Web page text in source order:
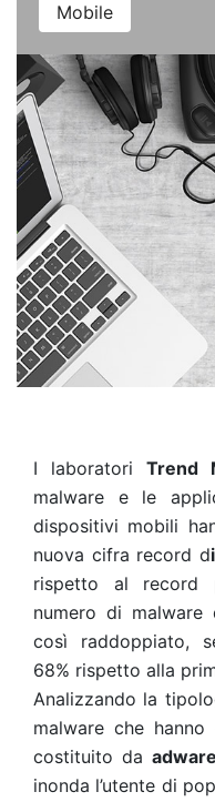
Mobile
I laboratoriTrend
malware e le
dispositivi mobili
nuova cifra record d
rispetto al record
numero di
così raddoppiato,
68% rispetto alla
Analizzando la
malware che
costituito daadware
inonda l’utente di